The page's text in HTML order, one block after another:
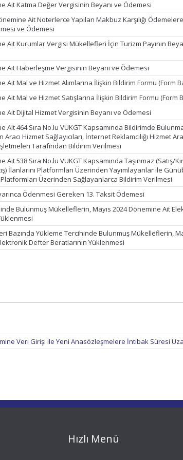
Ait Katma Değer Vergisinin Beyanı ve Ödemesi
Ait Noterlerce Yapılan Makbuz Karşılığı
ve Ödemesi
Ait Kurumlar Vergisi Mükellefleri İçin Turizm Payının
Ait Haberleşme Vergisinin Beyanı ve Ödemesi
Ait Mal ve Hizmet Alımlarına İlişkin Bildirim Formu (Form
Ait Mal ve Hizmet Satışlarına İlişkin Bildirim Formu (Form
Ait Dijital Hizmet Vergisinin Beyanı ve Ödemesi
Ait 464 Sıra No.lu VUKGT Kapsamında Bildirimde
Hizmet Sağlayıcıları, İnternet Reklamcılığı Hizmet
Tarafından Bildirim Verilmesi
Ait 538 Sıra No.lu VUKGT Kapsamında Taşınmaz (Satış/
İlanlarını Platformları Üzerinden Yayımlayanlar ile
Üzerinden Sağlayanlarca Bildirim Verilmesi
Ödenmesi Gereken 13. Taksit Ödemesi
Bulunmuş Mükelleflerin, Mayıs 2024 Dönemine Ait
Bazında Yükleme Tercihinde Bulunmuş Mükelleflerin,
Defter Beratlarının Yüklenmesi
Veri Girişi ile Yeni Anasözleşmelere İntibak Süresi
Hızlı Menü